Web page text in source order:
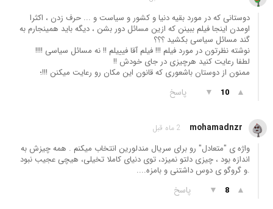
دوستانی که در مورد بقیه دنیا و کشور و سیاست و ... حرف زدن ، اکثرا
اومدن اینجا فیلم ببینن که ازین مسائل دور بشن ، دیگه باید همینجارم به
گند مسائل سیاسی بکشید ؟؟؟
نوشته نظرتون در مورد فیلم !!! فیلم آقا فیییلم !! نه مسائل سیاسی !!!!
لطفا رعایت کنید هرچیزی در جای خودش !!
ممنون از دوستان باشعوری که قانون این مکان رو رعایت میکنن !!!؛
▲
10
▼ پاسخ
mohamadnzr 2 ماه قبل
واژه ی "متعادل" رو برای سریال مندلورین انتخاب میکنم . همه چیزش به
اندازه بود ، چیزی دلتو نمیزد، توی دنیای کاملا تخیلی، هیچی عجیب نبود
.و گروگو ی دوس داشتنی و بامزه....
▲
8
▼ پاسخ